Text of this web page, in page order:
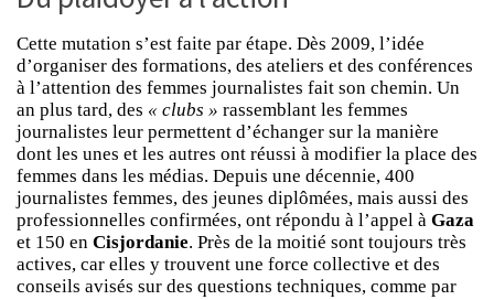
Cette mutation s’est faite par étape. Dès 2009, l’idée
d’organiser des formations, des ateliers et des conférences
à l’attention des femmes journalistes fait son chemin. Un
an plus tard, des « clubs » rassemblant les femmes
journalistes leur permettent d’échanger sur la manière
dont les unes et les autres ont réussi à modifier la place des
femmes dans les médias. Depuis une décennie, 400
journalistes femmes, des jeunes diplômées, mais aussi des
professionnelles confirmées, ont répondu à l’appel à Gaza
et 150 en Cisjordanie. Près de la moitié sont toujours très
actives, car elles y trouvent une force collective et des
conseils avisés sur des questions techniques, comme par